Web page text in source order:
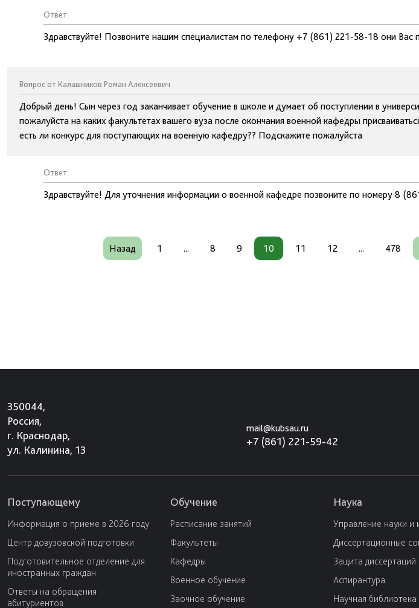
Ответ:
Здравствуйте! Позвоните нашим специалистам по телефону +7 (861) 221-58-18 они Вас
Вопрос от Калашников Роман Алексеевич
Добрый день! Сын через год заканчивает обучение в школе и думает об поступлении в
пожалуйста на каких факультетах вашего вуза после окончания военной кафедры
есть ли конкурс для поступающих на военную кафедру?? Подскажите пожалуйста
Ответ:
Здравствуйте! Для уточнения информации о военной кафедре позвоните по номеру 8
Назад 1 ... 8 9 10 11 12 ... 478
350044,
Россия,
г. Краснодар,
ул. Калинина, 13
mail@kubsau.ru
+7 (861) 221-59-42
Поступающему
Информация о приеме в 2026 году
Центр довузовской подготовки
Подготовительное отделение для
иностранных граждан
Ответы на обращения
абитуриентов
Обучение
Расписание занятий
Факультеты
Кафедры
Военное обучение
Заочное обучение
Наука
Управление науки и
Диссертационные
Защита диссертаций
Аспирантура
Научная библиотека